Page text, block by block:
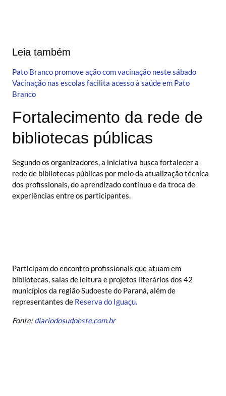
Leia também
Pato Branco promove ação com vacinação neste sábado
Vacinação nas escolas facilita acesso à saúde em Pato
Branco
Fortalecimento da rede de
bibliotecas públicas
Segundo os organizadores, a iniciativa busca fortalecer a
rede de bibliotecas públicas por meio da atualização técnica
dos profissionais, do aprendizado contínuo e da troca de
experiências entre os participantes.
Participam do encontro profissionais que atuam em
bibliotecas, salas de leitura e projetos literários dos 42
municípios da região Sudoeste do Paraná, além de
representantes de Reserva do Iguaçu.
Fonte:diariodosudoeste.com.br